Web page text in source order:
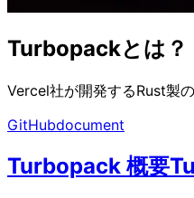
Turbopackとは？
Vercel社が開発するRust製
GitHubdocument
Turbopack 概要